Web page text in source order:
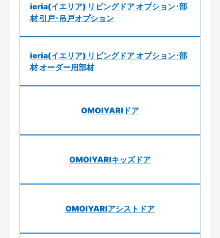
ieria(イエリア) リビングドア オプション･部
材 引戸･吊戸オプション
ieria(イエリア) リビングドア オプション･部
材 オーダー用部材
OMOIYARIドア
OMOIYARIキッズドア
OMOIYARIアシストドア